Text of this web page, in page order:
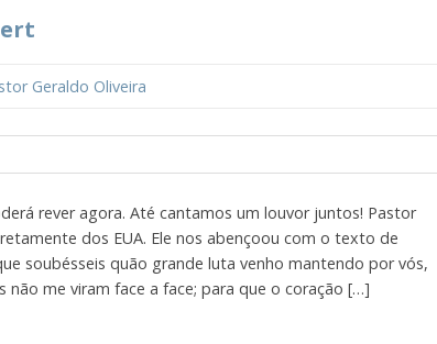
Geraldo Oliveira
rever agora. Até cantamos um louvor juntos! Pastor
dos EUA. Ele nos abençoou com o texto de
soubésseis quão grande luta venho mantendo por vós,
não me viram face a face; para que o coração […]